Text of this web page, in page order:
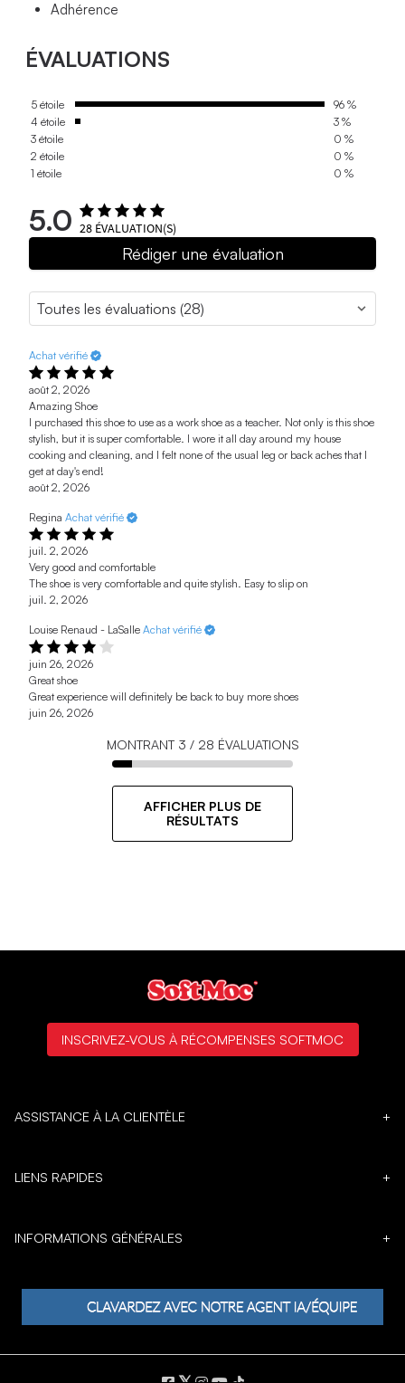
Adhérence
ÉVALUATIONS
5 étoile
96 %
4 étoile
3 %
3 étoile
0 %
2 étoile
0 %
1 étoile
0 %
5.0 28 ÉVALUATION(S)
Rédiger une évaluation
Achat vérifié
août 2, 2026
Amazing Shoe
I purchased this shoe to use as a work shoe as a teacher. Not only is this shoe
stylish, but it is super comfortable. I wore it all day around my house
cooking and cleaning, and I felt none of the usual leg or back aches that I
get at day's end!
août 2, 2026
Regina Achat vérifié
juil. 2, 2026
Very good and comfortable
The shoe is very comfortable and quite stylish. Easy to slip on
juil. 2, 2026
Louise Renaud - LaSalle Achat vérifié
juin 26, 2026
Great shoe
Great experience will definitely be back to buy more shoes
juin 26, 2026
MONTRANT 3 / 28 ÉVALUATIONS
AFFICHER PLUS DE
RÉSULTATS
ASSISTANCE À LA CLIENTÈLE +
LIENS RAPIDES +
INFORMATIONS GÉNÉRALES +
INSCRIVEZ-VOUS À RÉCOMPENSES SOFTMOC